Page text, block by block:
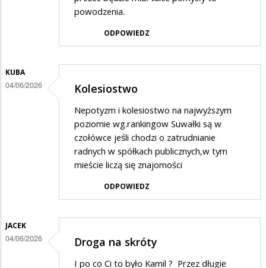
powodzenia.
ODPOWIEDZ
KUBA
04/06/2026 Kolesiostwo
Nepotyzm i kolesiostwo na najwyższym
poziomie wg.rankingow Suwałki są w
czołówce jeśli chodzi o zatrudnianie
radnych w spółkach publicznych,w tym
mieście liczą się znajomości
ODPOWIEDZ
JACEK
04/06/2026 Droga na skróty
I po co Ci to było Kamil ? Przez długie